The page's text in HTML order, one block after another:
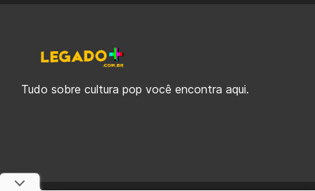
Tudo sobre cultura pop você encontra aqui.